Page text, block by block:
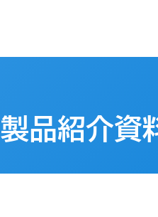
製品紹介資